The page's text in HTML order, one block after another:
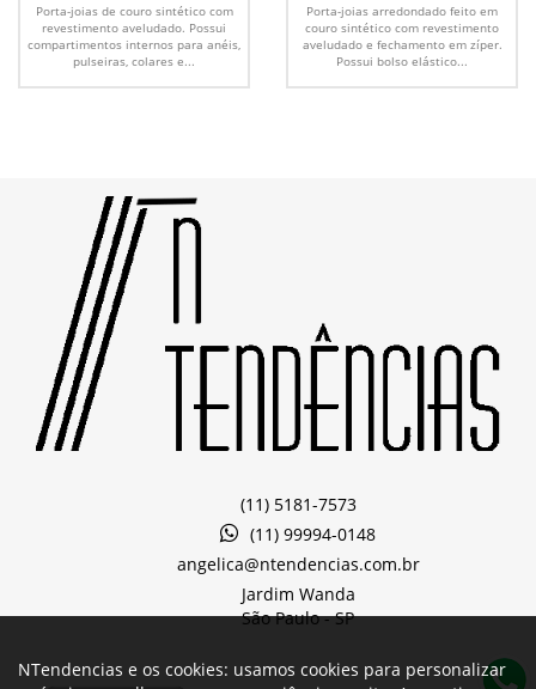
Porta-joias de couro sintético com
revestimento aveludado. Possui
compartimentos internos para anéis,
pulseiras, colares e...
Porta-joias arredondado feito em
couro sintético com revestimento
aveludado e fechamento em zíper.
Possui bolso elástico...
(11) 5181-7573
(11) 99994-0148
angelica@ntendencias.com.br
Jardim Wanda
São Paulo -SP
NTendencias e os cookies: usamos cookies para personalizar